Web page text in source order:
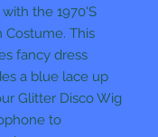
the 1970'S
Costume. This
fancy dress
a blue lace up
Glitter Disco Wig
to